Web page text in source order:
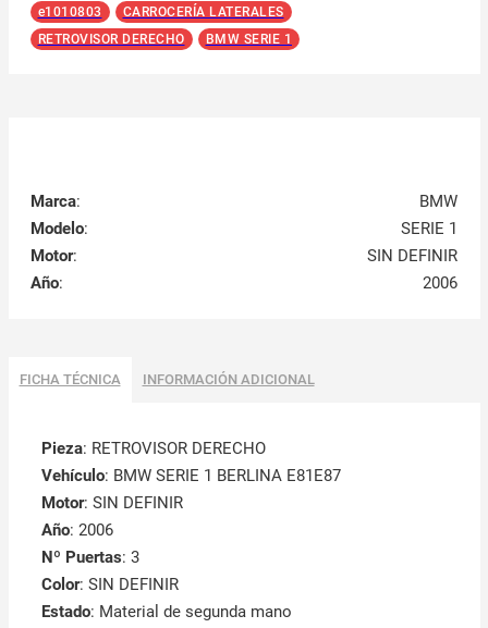
e1010803
CARROCERÍA LATERALES
RETROVISOR DERECHO
BMW SERIE 1
Marca:
BMW
Modelo:
SERIE 1
Motor:
SIN DEFINIR
Año: 2006
FICHA TÉCNICA INFORMACIÓN ADICIONAL
Pieza: RETROVISOR DERECHO
Vehículo: BMW SERIE 1 BERLINA E81E87
Motor: SIN DEFINIR
Año: 2006
Nº Puertas: 3
Color: SIN DEFINIR
Estado: Material de segunda mano